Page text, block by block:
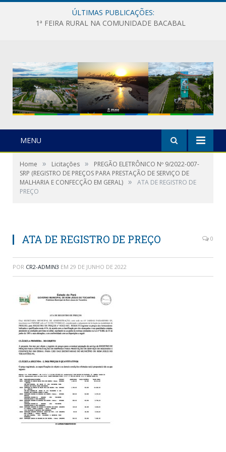
ÚLTIMAS PUBLICAÇÕES:
1ª FEIRA RURAL NA COMUNIDADE BACABAL
MENU
Home » Licitações »
PREGÃO ELETRÔNICO Nº 9/2022-007-
SRP (REGISTRO DE PREÇOS PARA PRESTAÇÃO DE SERVIÇO DE
MALHARIA E CONFECÇÃO EM GERAL) »
ATA DE REGISTRO DE
PREÇO
ATA DE REGISTRO DE PREÇO 0
POR CR2-ADMIN3 EM 29 DE JUNHO DE 2022